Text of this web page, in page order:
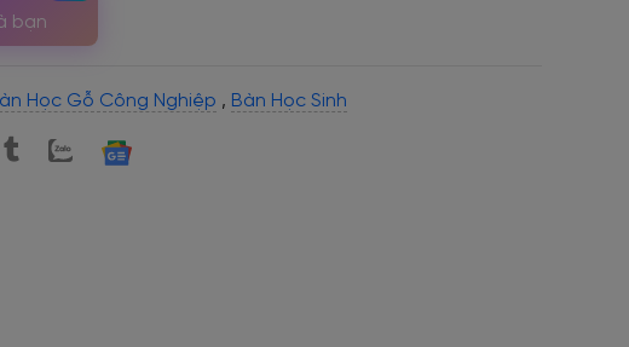
bạn
Học Gỗ Công Nghiệp , Bàn Học Sinh